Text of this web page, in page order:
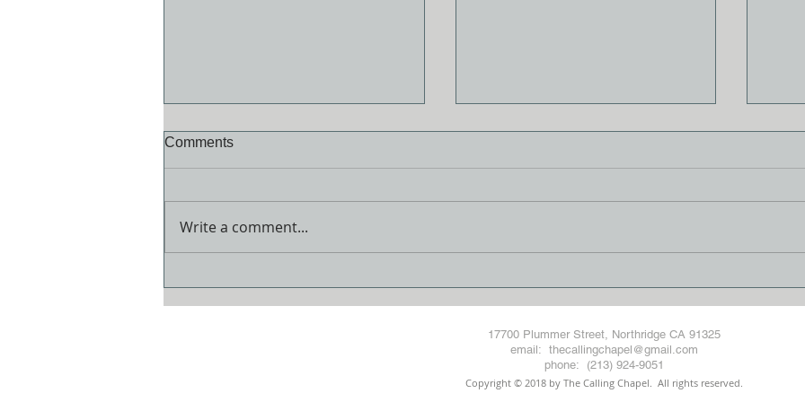
중간사 (23) – 헤롯 가문 (2)
중간사 (22) – 헤롯 가문 (1)
중
Comments
Write a comment...
17700 Plummer Street, Northridge CA 91325
email: thecallingchapel@gmail.com
phone: (213) 924-9051
Copyright © 2018 by The Calling Chapel. All rights reserved.